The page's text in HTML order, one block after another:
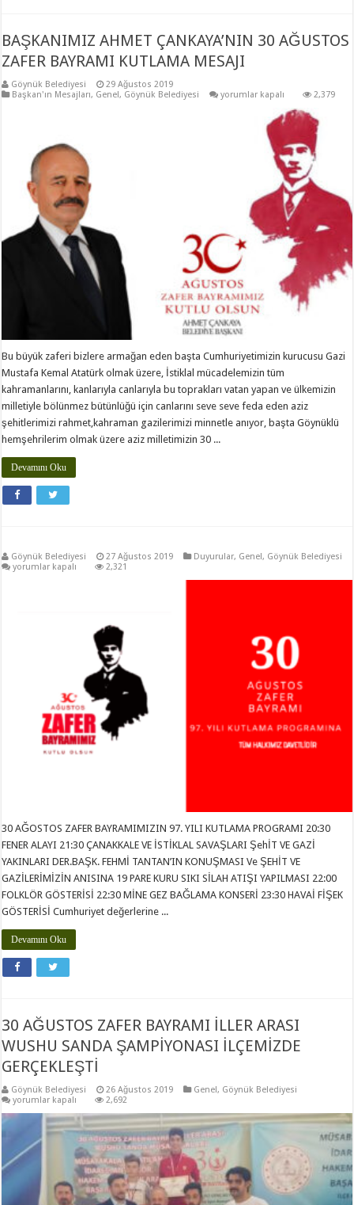
BAŞKANIMIZ AHMET ÇANKAYA’NIN 30 AĞUSTOS
ZAFER BAYRAMI KUTLAMA MESAJI
Göynük Belediyesi
29 Ağustos 2019
Başkan'ın Mesajları, Genel, Göynük Belediyesi
BAŞKANIMIZ
yorumlar kapalı 2,379
Bu büyük zaferi bizlere armağan eden başta Cumhuriyetimizin kurucusu Gazi
Mustafa Kemal Atatürk olmak üzere, İstiklal mücadelemizin tüm
kahramanlarını, kanlarıyla canlarıyla bu toprakları vatan yapan ve ülkemizin
milletiyle bölünmez bütünlüğü için canlarını seve seve feda eden aziz
şehitlerimizi rahmet,kahraman gazilerimizi minnetle anıyor, başta Göynüklü
hemşehrilerim olmak üzere aziz milletimizin 30 ...
Devamını Oku
Göynük Belediyesi 27 Ağustos 2019 Duyurular, Genel, Göynük Belediyesi
için
yorumlar kapalı 2,321
30 AĞOSTOS ZAFER BAYRAMIMIZIN 97. YILI KUTLAMA PROGRAMI 20:30
FENER ALAYI 21:30 ÇANAKKALE VE İSTİKLAL SAVAŞLARI ŞehİT VE GAZİ
YAKINLARI DER.BAŞK. FEHMİ TANTAN’IN KONUŞMASI Ve ŞEHİT VE
GAZİLERİMİZİN ANISINA 19 PARE KURU SIKI SİLAH ATIŞI YAPILMASI 22:00
FOLKLÖR GÖSTERİSİ 22:30 MİNE GEZ BAĞLAMA KONSERİ 23:30 HAVAİ FİŞEK
GÖSTERİSİ Cumhuriyet değerlerine ...
Devamını Oku
30 AĞUSTOS ZAFER BAYRAMI İLLER ARASI
WUSHU SANDA ŞAMPİYONASI İLÇEMİZDE
GERÇEKLEŞTİ
Göynük Belediyesi 26 Ağustos 2019 Genel, Göynük Belediyesi
30
ZAFER
ARASI
WUSHU
ŞAMPİYONASI
İLÇEMİZDE
GERÇEKLEŞTİ
yorumlar kapalı 2,692